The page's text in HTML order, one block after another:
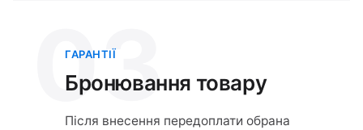
03
ГАРАНТІЇ
Бронювання товару
Після внесення передоплати обрана